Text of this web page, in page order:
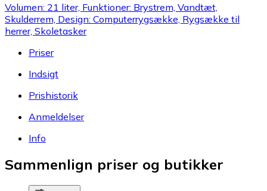
Volumen: 21 liter, Funktioner: Brystrem, Vandtæt,
Skulderrem, Design: Computerrygsække, Rygsække til
herrer, Skoletasker
Priser
Indsigt
Prishistorik
Anmeldelser
Info
Sammenlign priser og butikker